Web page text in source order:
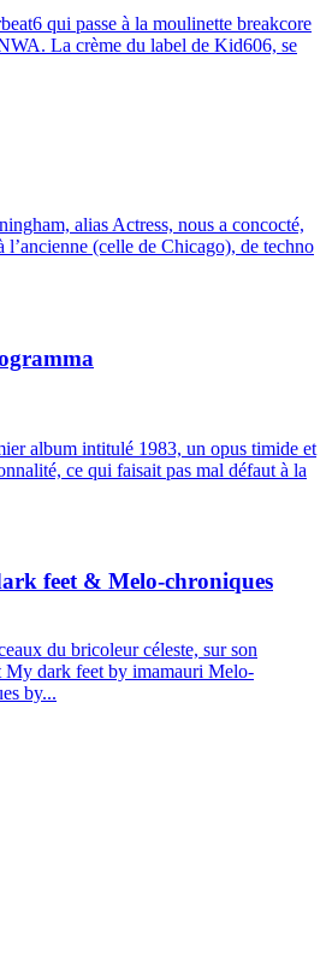
qui passe à la moulinette breakcore
La crème du label de Kid606, se
alias Actress, nous a concocté,
l’ancienne (celle de Chicago), de techno
album intitulé 1983, un opus timide et
ce qui faisait pas mal défaut à la
feet & Melo-chroniques
du bricoleur céleste, sur son
dark feet by imamauri Melo-
by...